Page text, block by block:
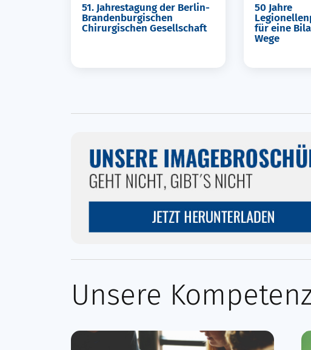
51. Jahrestagung der Berlin-
Brandenburgischen
Chirurgischen Gesellschaft
50 Jahre
für eine
Wege
Unsere